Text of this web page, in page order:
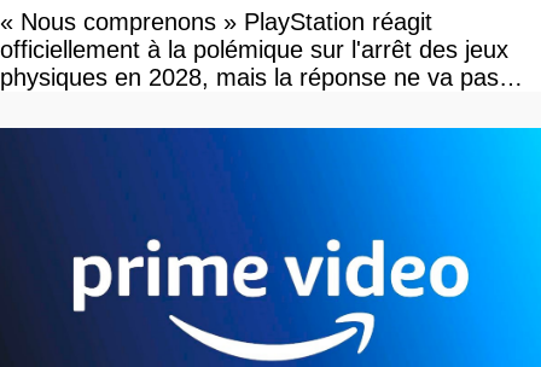
« Nous comprenons » PlayStation réagit
officiellement à la polémique sur l'arrêt des jeux
physiques en 2028, mais la réponse ne va pas